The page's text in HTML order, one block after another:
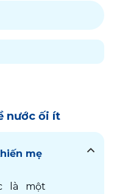
nước ối ít
mẹ
là một